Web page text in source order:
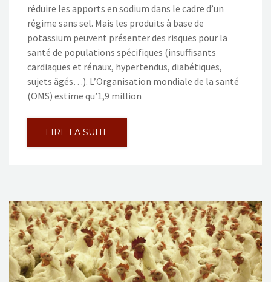
réduire les apports en sodium dans le cadre d’un
régime sans sel. Mais les produits à base de
potassium peuvent présenter des risques pour la
santé de populations spécifiques (insuffisants
cardiaques et rénaux, hypertendus, diabétiques,
sujets âgés…). L’Organisation mondiale de la santé
(OMS) estime qu’1,9 million
LIRE LA SUITE